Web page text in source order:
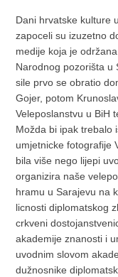
Dani hrvatske kulture
zapoceli su izuzetno
medije koja je
Narodnog pozorišta u
sile prvo se obratio
Gojer, potom
Veleposlanstvu u BiH
Možda bi ipak trebalo
umjetnicke fotografije
bila više nego lijepi
organizira naše
hramu u Sarajevu na
licnosti diplomatskog
crkveni
akademije znanosti i
uvodnim slovom
dužnosnike